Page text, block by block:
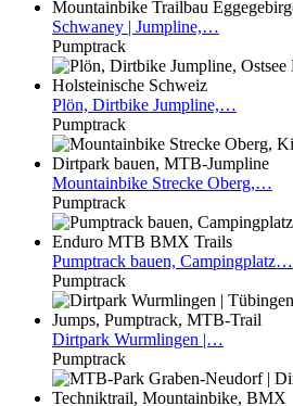
Schwaney | Jumpline,…
Pumptrack
Plön, Dirtbike Jumpline,…
Pumptrack
Mountainbike Strecke Oberg,…
Pumptrack
Pumptrack bauen, Campingplatz…
Pumptrack
Dirtpark Wurmlingen |…
Pumptrack